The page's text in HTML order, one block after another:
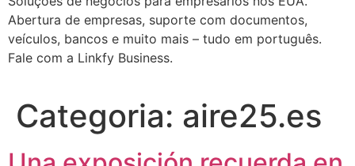
Abertura de empresas, suporte com documentos,
veículos, bancos e muito mais – tudo em português.
Fale com a Linkfy Business.
Categoria: aire25.es